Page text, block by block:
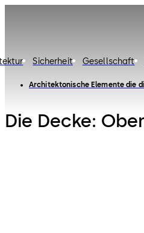
Sicherheit Gesellschaft
Architektonische Elemente die
Die Decke: